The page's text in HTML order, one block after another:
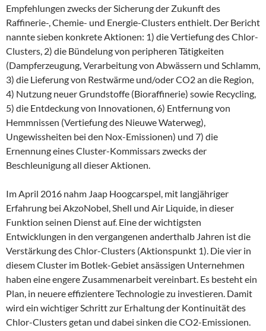
Empfehlungen zwecks der Sicherung der Zukunft des
Raffinerie-, Chemie- und Energie-Clusters enthielt. Der Bericht
nannte sieben konkrete Aktionen: 1) die Vertiefung des Chlor-
Clusters, 2) die Bündelung von peripheren Tätigkeiten
(Dampferzeugung, Verarbeitung von Abwässern und Schlamm,
3) die Lieferung von Restwärme und/oder CO2 an die Region,
4) Nutzung neuer Grundstoffe (Bioraffinerie) sowie Recycling,
5) die Entdeckung von Innovationen, 6) Entfernung von
Hemmnissen (Vertiefung des Nieuwe Waterweg),
Ungewissheiten bei den Nox-Emissionen) und 7) die
Ernennung eines Cluster-Kommissars zwecks der
Beschleunigung all dieser Aktionen.
Im April 2016 nahm Jaap Hoogcarspel, mit langjähriger
Erfahrung bei AkzoNobel, Shell und Air Liquide, in dieser
Funktion seinen Dienst auf. Eine der wichtigsten
Entwicklungen in den vergangenen anderthalb Jahren ist die
Verstärkung des Chlor-Clusters (Aktionspunkt 1). Die vier in
diesem Cluster im Botlek-Gebiet ansässigen Unternehmen
haben eine engere Zusammenarbeit vereinbart. Es besteht ein
Plan, in neuere effizientere Technologie zu investieren. Damit
wird ein wichtiger Schritt zur Erhaltung der Kontinuität des
Chlor-Clusters getan und dabei sinken die CO2-Emissionen.